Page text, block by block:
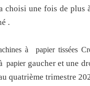
une fois de plus
.
à papier tissées
papier gaucher et une
quatrième trimestre